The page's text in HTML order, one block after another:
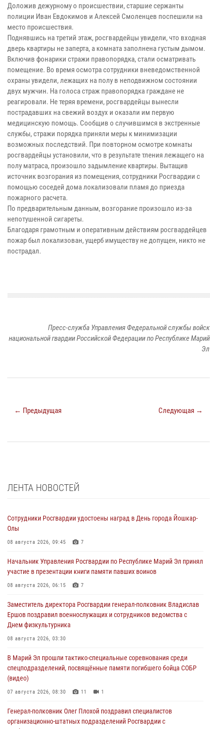
Доложив дежурному о происшествии, старшие сержанты
полиции Иван Евдокимов и Алексей Смоленцев поспешили на
место происшествия.
Поднявшись на третий этаж, росгвардейцы увидели, что входная
дверь квартиры не заперта, а комната заполнена густым дымом.
Включив фонарики стражи правопорядка, стали осматривать
помещение. Во время осмотра сотрудники вневедомственной
охраны увидели, лежащих на полу в неподвижном состоянии
двух мужчин. На голоса страж правопорядка граждане не
реагировали. Не теряя времени, росгвардейцы вынесли
пострадавших на свежий воздух и оказали им первую
медицинскую помощь. Сообщив о случившимся в экстренные
службы, стражи порядка приняли меры к минимизации
возможных последствий. При повторном осмотре комнаты
росгвардейцы установили, что в результате тления лежащего на
полу матраса, произошло задымление квартиры. Вытащив
источник возгорания из помещения, сотрудники Росгвардии с
помощью соседей дома локализовали пламя до приезда
пожарного расчета.
По предварительным данным, возгорание произошло из-за
непотушенной сигареты.
Благодаря грамотным и оперативным действиям росгвардейцев
пожар был локализован, ущерб имуществу не допущен, никто не
пострадал.
Пресс-служба Управления Федеральной службы войск
национальной гвардии Российской Федерации по Республике Марий
Эл
← Предыдущая Следующая →
ЛЕНТА НОВОСТЕЙ
Сотрудники Росгвардии удостоены наград в День города Йошкар-
Олы
08 августа 2026, 09:45 7
Начальник Управления Росгвардии по Республике Марий Эл принял
участие в презентации книги памяти павших воинов
08 августа 2026, 06:15 7
Заместитель директора Росгвардии генерал-полковник Владислав
Ершов поздравил военнослужащих и сотрудников ведомства с
Днем физкультурника
08 августа 2026, 03:30
В Марий Эл прошли тактико-специальные соревнования среди
спецподразделений, посвящённые памяти погибшего бойца СОБР
(видео)
07 августа 2026, 08:30 11 1
Генерал-полковник Олег Плохой поздравил специалистов
организационно-штатных подразделений Росгвардии с